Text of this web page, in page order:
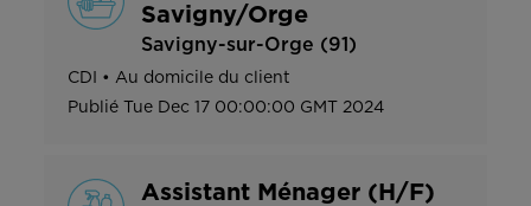
Savigny/Orge
Savigny-sur-Orge (91)
CDI • Au domicile du client
Publié
Tue Dec 17 00:00:00 GMT 2024
Assistant Ménager (H/F)